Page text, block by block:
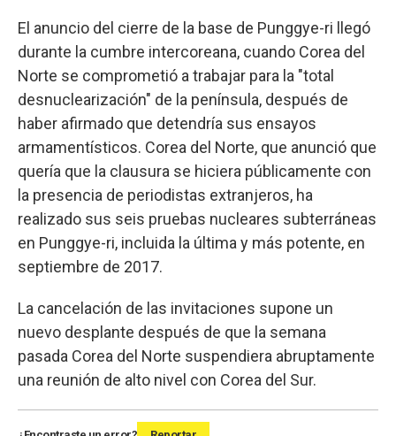
El anuncio del cierre de la base de Punggye-ri llegó
durante la cumbre intercoreana, cuando Corea del
Norte se comprometió a trabajar para la "total
desnuclearización" de la península, después de
haber afirmado que detendría sus ensayos
armamentísticos. Corea del Norte, que anunció que
quería que la clausura se hiciera públicamente con
la presencia de periodistas extranjeros, ha
realizado sus seis pruebas nucleares subterráneas
en Punggye-ri, incluida la última y más potente, en
septiembre de 2017.
La cancelación de las invitaciones supone un
nuevo desplante después de que la semana
pasada Corea del Norte suspendiera abruptamente
una reunión de alto nivel con Corea del Sur.